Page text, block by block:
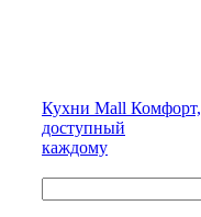
Кухни Mall Комфорт,
доступный
каждому